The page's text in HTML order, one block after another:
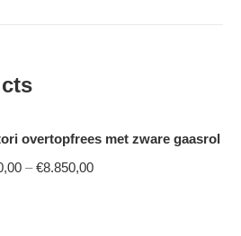
overtopfrees met zware gaasrol
– €8.850,00Price